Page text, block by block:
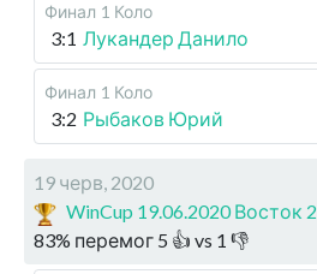
Финал 1 Коло
3:1 Лукандер Данило
Финал 1 Коло
3:2 Рыбаков Юрий
19 черв, 2020
WinCup 19.06.2020 Восток 2
83% перемог 5 👍 vs 1 👎